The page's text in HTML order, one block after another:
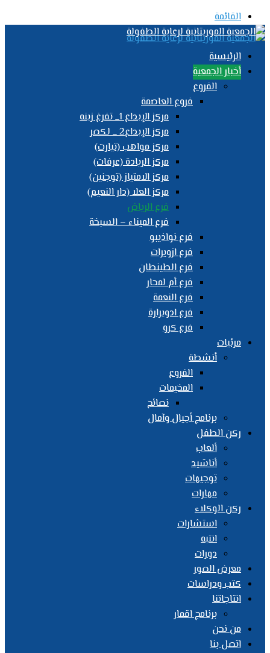
القائمة
الرئيسية
أخبار الجمعية
الفروع
فروع العاصمة
مركز الإبداع 1_ تفرغ زينه
مركز الإبداع2 _ لكصر
مركز مواهب (تيارت)
مركز الريادة (عرفات)
مركز الامتياز (توجنين)
مركز العلا (دار النعيم)
فرع الرياض
فرع الميناء – السبخة
فرع نواذيبو
فرع ازويرات
فرع الطينطان
فرع أم لمحار
فرع النعمة
فرع ادويرارة
فرع كرو
مرئيات
أنشطة
الفروع
المخيمات
نصائح
برنامج أجيال وآمال
ركن الطفل
ألعاب
أناشيد
توجيهات
مهارات
ركن الوكلاء
استشارات
انتبه
دورات
معرض الصور
كتب ودراسات
انتاجاتنا
برنامج اقمار
من نحن
اتصل بنا